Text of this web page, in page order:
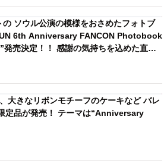
ソウル公演の模様をおさめたフォトブ
6th Anniversary FANCON Photobook
売決定！！ 感謝の気持ちを込めた直筆
！
大きなリボンモチーフのケーキなど バレ
定品が発売！ テーマは“Anniversary